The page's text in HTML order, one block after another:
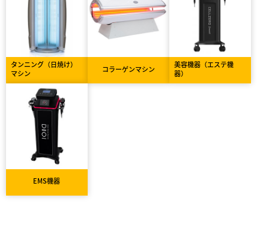
タンニング（日焼け）
マシン
コラーゲンマシン
美容機器（エステ機
器）
EMS機器